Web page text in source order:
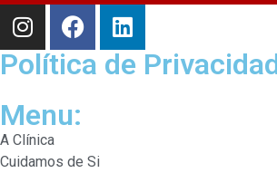
Política de
Menu:
A Clínica
Cuidamos de Si